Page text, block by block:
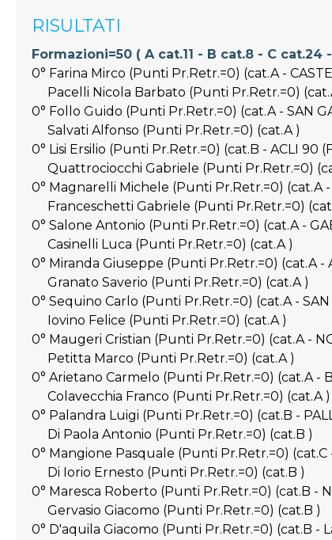
RISULTATI
Formazioni=50 ( A cat.11 - B cat.8 - C cat.24
0° Farina Mirco (Punti Pr.Retr.=0) (cat.A -
Pacelli Nicola Barbato (Punti Pr.Retr.=0)
0° Follo Guido (Punti Pr.Retr.=0) (cat.A - SAN
Salvati Alfonso (Punti Pr.Retr.=0) (cat.A )
0° Lisi Ersilio (Punti Pr.Retr.=0) (cat.B - ACLI 90
Quattrociocchi Gabriele (Punti Pr.Retr.=0)
0° Magnarelli Michele (Punti Pr.Retr.=0) (cat.A -
Franceschetti Gabriele (Punti Pr.Retr.=0)
0° Salone Antonio (Punti Pr.Retr.=0) (cat.A -
Casinelli Luca (Punti Pr.Retr.=0) (cat.A )
0° Miranda Giuseppe (Punti Pr.Retr.=0) (cat.A -
Granato Saverio (Punti Pr.Retr.=0) (cat.A )
0° Sequino Carlo (Punti Pr.Retr.=0) (cat.A - SAN
Iovino Felice (Punti Pr.Retr.=0) (cat.A )
0° Maugeri Cristian (Punti Pr.Retr.=0) (cat.A -
Petitta Marco (Punti Pr.Retr.=0) (cat.A )
0° Arietano Carmelo (Punti Pr.Retr.=0) (cat.A -
Colavecchia Franco (Punti Pr.Retr.=0) (cat.A )
0° Palandra Luigi (Punti Pr.Retr.=0) (cat.B -
Di Paola Antonio (Punti Pr.Retr.=0) (cat.B )
0° Mangione Pasquale (Punti Pr.Retr.=0) (cat.C
Di Iorio Ernesto (Punti Pr.Retr.=0) (cat.B )
0° Maresca Roberto (Punti Pr.Retr.=0) (cat.B -
Gervasio Giacomo (Punti Pr.Retr.=0) (cat.B )
0° D'aquila Giacomo (Punti Pr.Retr.=0) (cat.B -